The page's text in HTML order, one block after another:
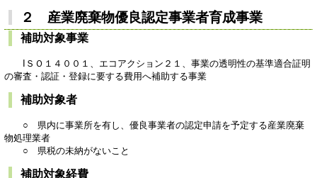
２ 産業廃棄物優良認定事業者育成事業
補助対象事業
IＳＯ１４００１、エコアクション２１、事業の透明性の基準適合証明
の審査・認証・登録に要する費用へ補助する事業
補助対象者
○ 県内に事業所を有し、優良事業者の認定申請を予定する産業廃棄
物処理業者
○ 県税の未納がないこと
補助対象経費